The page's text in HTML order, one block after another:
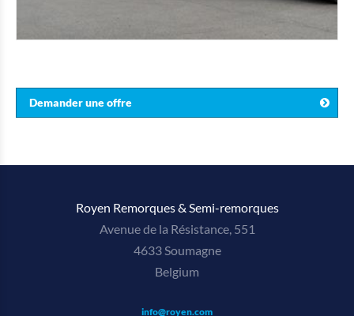
Demander une offre
Royen Remorques & Semi-remorques
Avenue de la Résistance, 551
4633 Soumagne
Belgium
info@royen.com